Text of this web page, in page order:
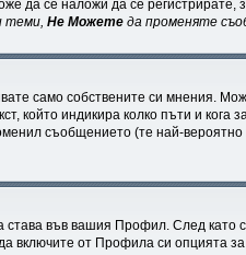
да се наложи да се
теми, Не Можете да променяте
само собствените си мнения.
който индикира колко пъти и
съобщението (те най-
във вашия Профил. След
от Профила си опцията